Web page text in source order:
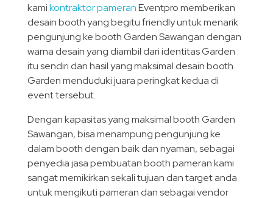
kamikontraktor pameranEventpro memberikan
desain booth yang begitu friendly untuk menarik
pengunjung ke booth Garden Sawangan dengan
warna desain yang diambil dari identitas Garden
itu sendiri dan hasil yang maksimal desain booth
Garden menduduki juara peringkat kedua di
event tersebut.
Dengan kapasitas yang maksimal booth Garden
Sawangan, bisa menampung pengunjung ke
dalam booth dengan baik dan nyaman, sebagai
penyedia jasa pembuatan booth pameran kami
sangat memikirkan sekali tujuan dan target anda
untuk mengikuti pameran dan sebagai vendor